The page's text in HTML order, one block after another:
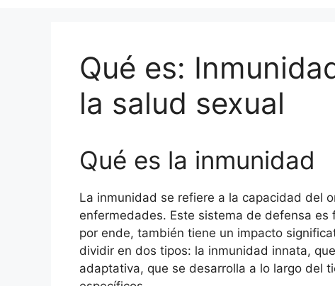
Qué es:
la salud sexual
Qué es la inmunidad
La inmunidad se refiere a la capacidad del
enfermedades. Este sistema de defensa
por ende, también tiene un impacto
dividir en dos tipos: la inmunidad innata,
adaptativa, que se desarrolla a lo largo del